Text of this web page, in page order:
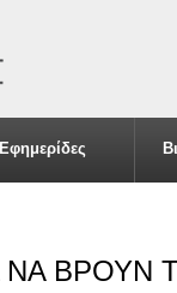
Εφημερίδες
ΝΑ